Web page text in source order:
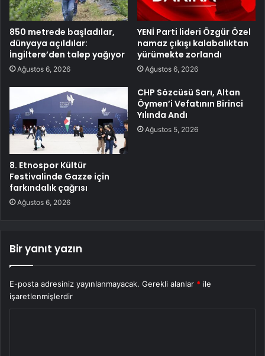
850 metrede başladılar,
dünyaya açıldılar:
İngiltere’den talep yağıyor
Ağustos 6, 2026
YENİ Parti lideri Özgür Özel
namaz çıkışı kalabalıktan
yürümekte zorlandı
Ağustos 6, 2026
8. Etnospor Kültür
Festivalinde Gazze için
farkındalık çağrısı
Ağustos 6, 2026
CHP Sözcüsü Sarı, Altan
Öymen’i Vefatının Birinci
Yılında Andı
Ağustos 5, 2026
Bir yanıt yazın
E-posta adresiniz yayınlanmayacak. Gerekli alanlar * ile
işaretlenmişlerdir